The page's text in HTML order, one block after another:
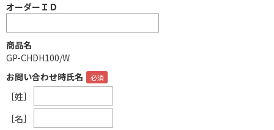
オーダーＩＤ
商品名
GP-CHDH100/W
お問い合わせ時氏名
［姓］
［名］